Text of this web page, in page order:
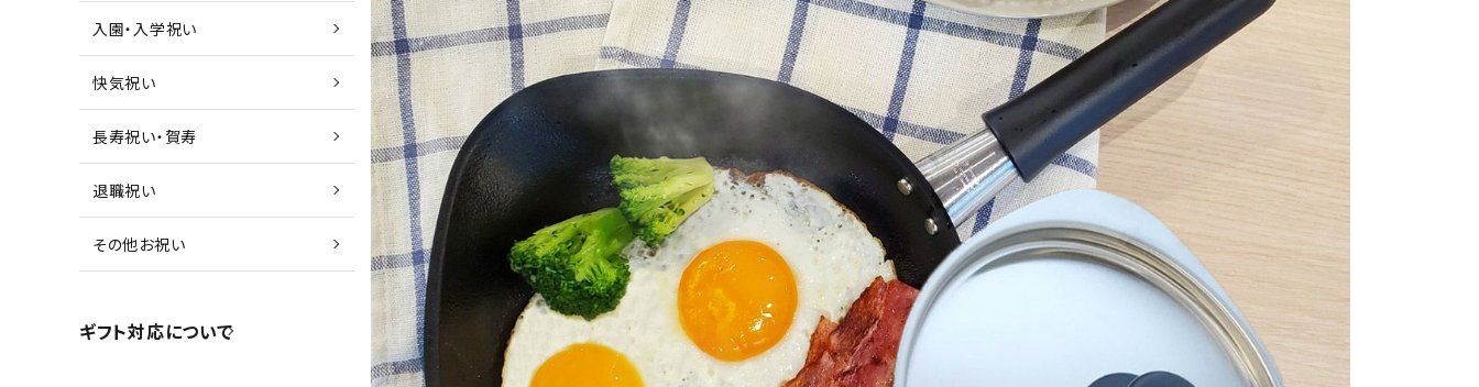
入園・入学祝い
快気祝い
長寿祝い・賀寿
退職祝い
その他お祝い
ギフト対応について